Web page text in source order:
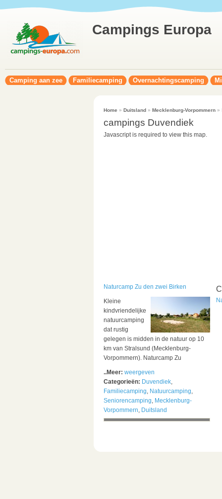
Campings Europa
Camping aan zee Familiecamping Overnachtingscamping
Home » Duitsland» Mecklenburg-Vorpommern»
campings Duvendiek
Javascript is required to view this map.
Naturcamp Zu den zwei Birken
Kleine
kindvriendelijke
natuurcamping
dat rustig
gelegen is midden in de natuur op 10
km van Stralsund (Mecklenburg-
Vorpommern). Naturcamp Zu
..Meer: weergeven
Categorieën: Duvendiek,
Familiecamping, Natuurcamping,
Seniorencamping, Mecklenburg-
Vorpommern, Duitsland